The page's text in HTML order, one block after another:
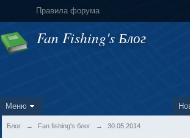
Правила форума
Fan Fishing's Блог
Меню
Блог → Fan fishing's блог → 30.05.2014